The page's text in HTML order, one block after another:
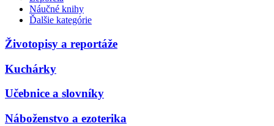
Náučné knihy
Ďalšie kategórie
Životopisy a reportáže
Kuchárky
Učebnice a slovníky
Náboženstvo a ezoterika